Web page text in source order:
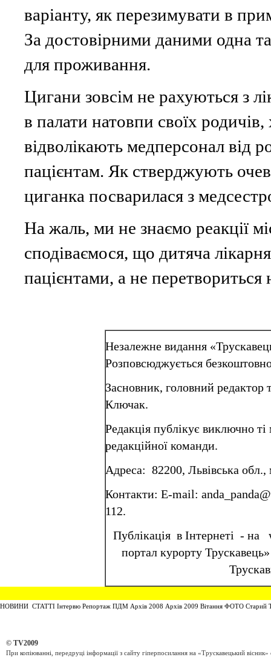
варіанту, як перезимувати в
За достовірними даними одна
для проживання.
Цигани зовсім не рахуються з
в палати натовпи своїх
відволікають медперсонал від
пацієнтам. Як стверджують
циганка посварилася з
На жаль, ми не знаємо реакції
сподіваємося, що дитяча
пацієнтами, а не перетвориться
Незалежне видання
Розповсюджується
Засновник, головний
Ключак.
Редакція публікує виключно ті
редакційної команди.
Адреса: 82200, Львівська
Контакти: E-mail:
112.
Публікація в Інтернеті - на
портал курорту
НОВИНИ СТАТТІ Інтервю Репортаж ПДМ Архів 2008 Архів 2009 Вітання ФОТО Старий
© TV2009
При копіюванні, передруці інформації з сайту гіперпосилання на «Трускавецький вісник»